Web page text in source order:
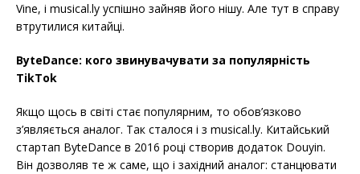
Vine, і musical.ly успішно зайняв його нішу. Але тут в справу
втрутилися китайці.
ByteDance: кого звинувачувати за популярність
TikTok
Якщо щось в світі стає популярним, то обов’язково
з’являється аналог. Так сталося і з musical.ly. Китайський
стартап ByteDance в 2016 році створив додаток Douyin.
Він дозволяв те ж саме, що і західний аналог: станцювати